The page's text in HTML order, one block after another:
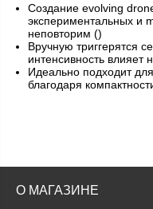
Создание evolving
экспериментальных и
неповторим ()
Вручную триггерятся
интенсивность
Идеально подходит
благодаря
О МАГАЗИНЕ